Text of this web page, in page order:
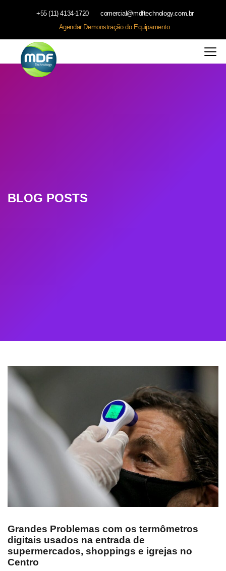
+55 (11) 4134-1720
comercial@mdftechnology.com.br
Agendar Demonstração do Equipamento
BLOG POSTS
Grandes Problemas com os termômetros
digitais usados na entrada de
supermercados, shoppings e igrejas no
Centro